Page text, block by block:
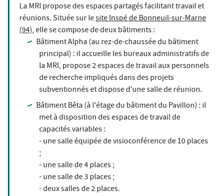
La MRI propose des espaces partagés facilitant travail et
réunions. Située sur lesite Inspé de Bonneuil-sur-Marne
(94), elle se compose de deux bâtiments :
Bâtiment Alpha (au rez-de-chaussée du bâtiment
principal) : il accueille les bureaux administratifs de
la MRI, propose 2 espaces de travail aux personnels
de recherche impliqués dans des projets
subventionnés et dispose d'une salle de réunion.
Bâtiment Bêta (à l'étage du bâtiment du Pavillon) : il
met à disposition des espaces de travail de
capacités variables :
- une salle équipée de visioconférence de 10 places
;
- une salle de 4 places ;
- une salle de 3 places ;
- deux salles de 2 places.